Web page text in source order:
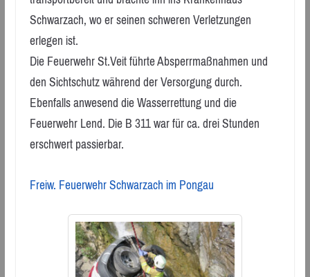
Schwarzach, wo er seinen schweren Verletzungen
erlegen ist.
Die Feuerwehr St.Veit führte Absperrmaßnahmen und
den Sichtschutz während der Versorgung durch.
Ebenfalls anwesend die Wasserrettung und die
Feuerwehr Lend. Die B 311 war für ca. drei Stunden
erschwert passierbar.
Freiw. Feuerwehr Schwarzach im Pongau